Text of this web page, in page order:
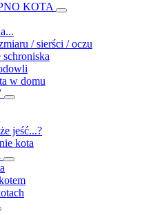
KOTA
/ sierści / oczu
w domu
jeść...?
kota